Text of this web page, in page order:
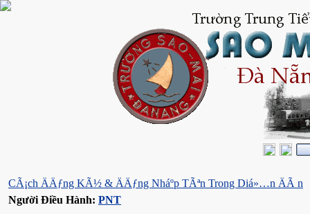
CÃ¡ch ÄÄƒng KÃ½ & ÄÄƒng Nháº­p TÃªn Trong Diá»…n ÄÃ n
Người Điều Hành: PNT